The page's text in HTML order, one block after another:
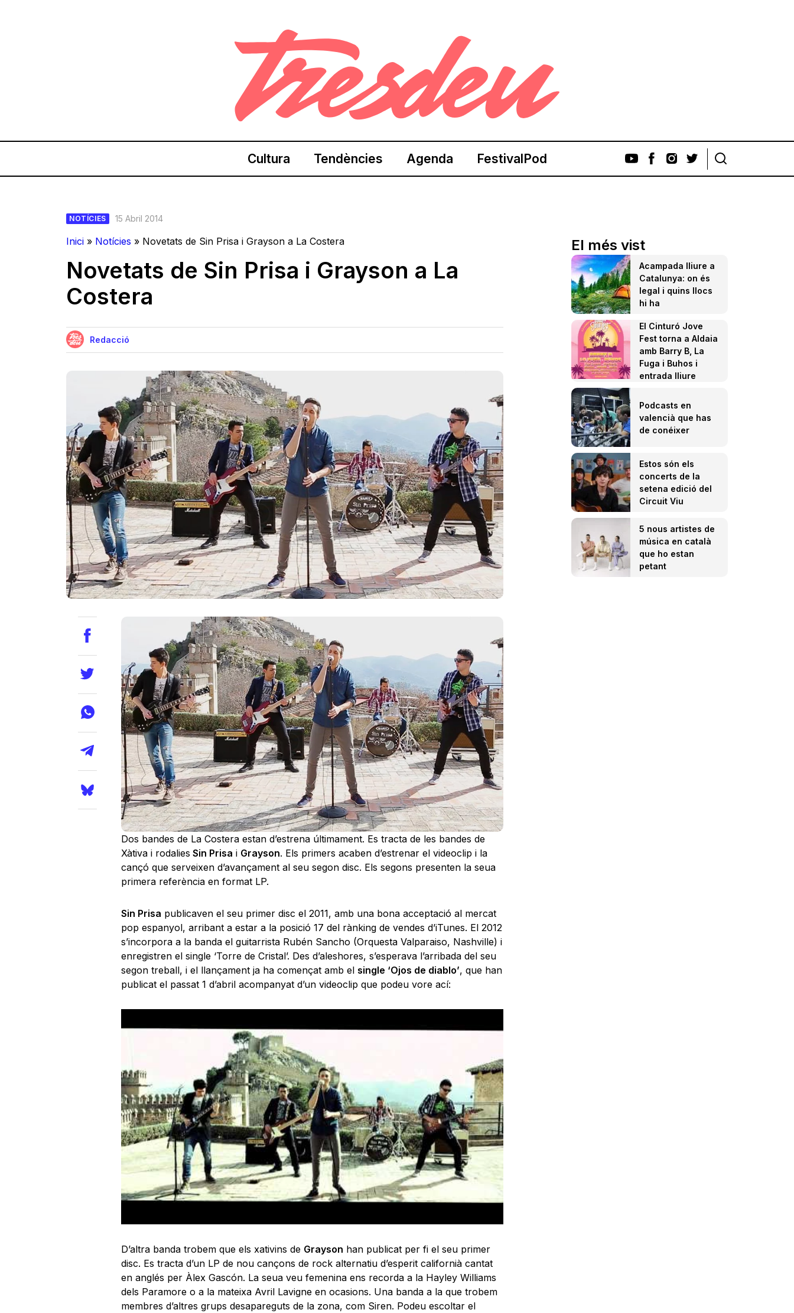
Cultura Tendències Agenda FestivalPod
NOTÍCIES 15 Abril 2014
Inici » Notícies » Novetats de Sin Prisa i Grayson a La Costera
Novetats de Sin Prisa i Grayson a La
Costera
Redacció
Dos bandes de La Costera estan d’estrena últimament. Es tracta de les bandes de
Xàtiva i rodalies Sin Prisa i Grayson. Els primers acaben d’estrenar el videoclip i la
cançó que serveixen d’avançament al seu segon disc. Els segons presenten la seua
primera referència en format LP.
Sin Prisa publicaven el seu primer disc el 2011, amb una bona acceptació al mercat
pop espanyol, arribant a estar a la posició 17 del rànking de vendes d’iTunes. El 2012
s’incorpora a la banda el guitarrista Rubén Sancho (Orquesta Valparaiso, Nashville) i
enregistren el single ‘Torre de Cristal’. Des d’aleshores, s’esperava l’arribada del seu
segon treball, i el llançament ja ha començat amb el single ‘Ojos de diablo’, que han
publicat el passat 1 d’abril acompanyat d’un videoclip que podeu vore ací:
D’altra banda trobem que els xativins de Grayson han publicat per fi el seu primer
disc. Es tracta d’un LP de nou cançons de rock alternatiu d’esperit californià cantat
en anglés per Àlex Gascón. La seua veu femenina ens recorda a la Hayley Williams
dels Paramore o a la mateixa Avril Lavigne en ocasions. Una banda a la que trobem
membres d’altres grups desapareguts de la zona, com Siren. Podeu escoltar el
El més vist
Acampada lliure a
Catalunya: on és
legal i quins llocs
hi ha
El Cinturó Jove
Fest torna a Aldaia
amb Barry B, La
Fuga i Buhos i
entrada lliure
Podcasts en
valencià que has
de conéixer
Estos són els
concerts de la
setena edició del
Circuit Viu
5 nous artistes de
música en català
que ho estan
petant